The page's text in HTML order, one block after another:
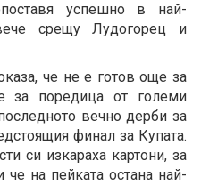
успешно в най-
срещу Лудогорец и
че не е готов още за
за поредица от големи
вечно дерби за
финал за Купата.
си изкараха картони, за
на пейката остана най-